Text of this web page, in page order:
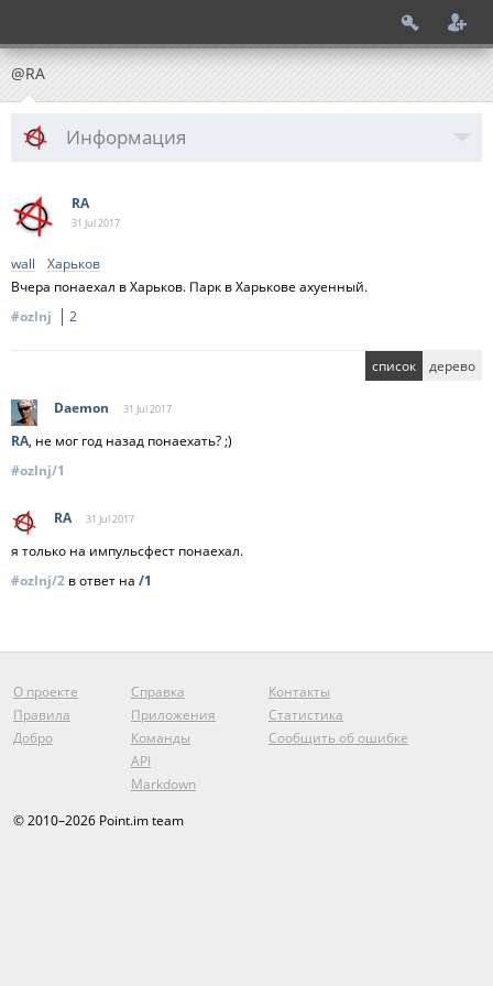
@RA
Информация
RA
31 Jul2017
wall
Харьков
Вчера понаехал в Харьков. Парк в Харькове ахуенный.
#ozlnj
2
список дерево
Daemon 31 Jul2017
RA, не мог год назад понаехать? ;)
#ozlnj/1
RA 31 Jul2017
я только на импульсфест понаехал.
#ozlnj/2 в ответ на /1
О проекте
Правила
Добро
Справка
Приложения
Команды
API
Markdown
Контакты
Статистика
Сообщить об ошибке
© 2010–2026 Point.im team